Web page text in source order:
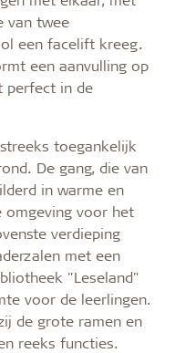
van twee
een facelift kreeg.
een aanvulling op
perfect in de
toegankelijk
De gang, die van
in warme en
omgeving voor het
verdieping
met een
"Leseland"
voor de leerlingen.
de grote ramen en
reeks functies.